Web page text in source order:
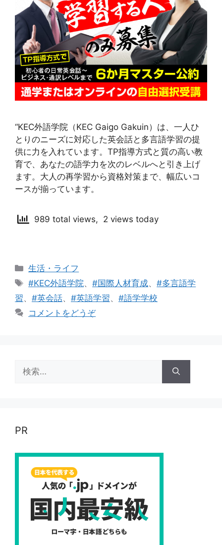
“KEC外語学院（KEC Gaigo Gakuin）は、一人ひ
とりのニーズに対応した英会話と多言語学習の提
供に力を入れています。TP指導方式と質の高い教
育で、あなたの語学力を次のレベルへと引き上げ
ます。大人の再学習から資格対策まで、幅広いコ
ースが揃っています。
989 total views, 2 views today
カ
テ
リ
ー
生活・ライフ
タ
グ
#KEC外語学院、#国際人材育成、#多言語学
習、 #英会話、 #英語学習、 #語学学校
コメントをどうぞ
索:
PR